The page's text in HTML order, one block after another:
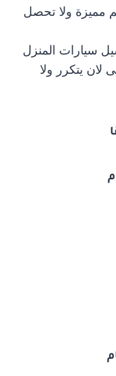
ولا تحصل
سيارات المنزل
يتكرر ولا